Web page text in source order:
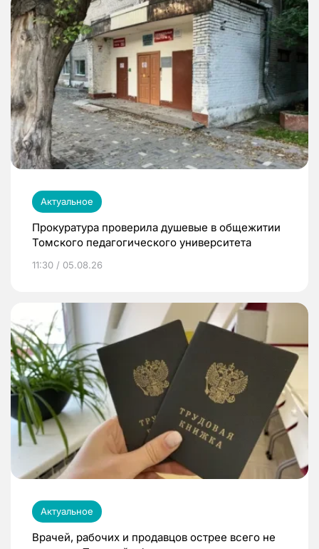
Актуальное
Прокуратура проверила душевые в общежитии
Томского педагогического университета
11:30 / 05.08.26
Актуальное
Врачей, рабочих и продавцов острее всего не